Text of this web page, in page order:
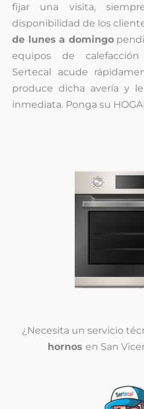
fijar una visita,
disponibilidad de los
de lunes a domingo
equipos de
Sertecal acude
produce dicha avería y
inmediata. Ponga su
¿Necesita un servicio
hornos en San